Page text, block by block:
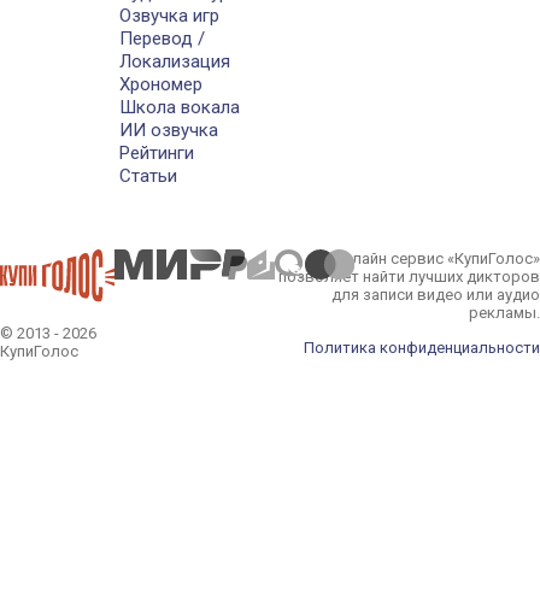
Озвучка игр
Перевод /
Локализация
Хрономер
Школа вокала
ИИ озвучка
Рейтинги
Статьи
© 2013 - 2026
КупиГолос
Онлайн сервис «КупиГолос»
позволяет найти лучших дикторов
для записи видео или аудио
рекламы.
Политика конфиденциальности